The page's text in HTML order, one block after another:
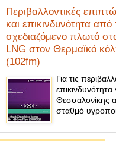
Περιβαλλοντικές
και επικινδυνότητα από
σχεδιαζόμενο πλωτό
LNG στον Θερμαϊκό
(102fm)
Για τις
επικινδυνότητα
Θεσσαλονίκης
σταθμό